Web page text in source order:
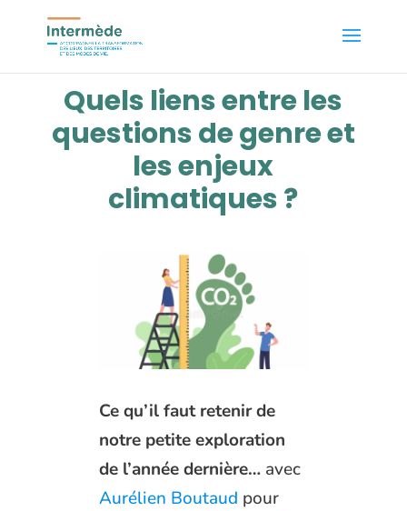
Quels liens entre les
questions de genre et
les enjeux
climatiques ?
Ce qu’il faut retenir de
notre petite exploration
de l’année dernière… avec
Aurélien Boutaud pour